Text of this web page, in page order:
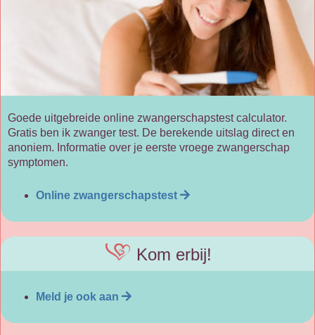
Goede uitgebreide online zwangerschapstest calculator.
Gratis ben ik zwanger test. De berekende uitslag direct en
anoniem. Informatie over je eerste vroege zwangerschap
symptomen.
Online zwangerschapstest
Kom erbij!
Meld je ook aan